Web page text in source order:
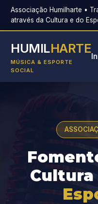
Associação Humilharte •
através da Cultura e do
HUMILHARTE
MÚSICA & ESPORTE
SOCIAL
Cultura